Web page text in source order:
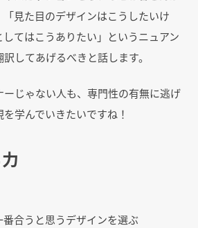
見た目のデザインはこうしたいけ
てはこうありたい」というニュアン
してあげるべきと話します。
じゃない人も、専門性の有無に逃げ
学んでいきたいですね！
合うと思うデザインを選ぶ